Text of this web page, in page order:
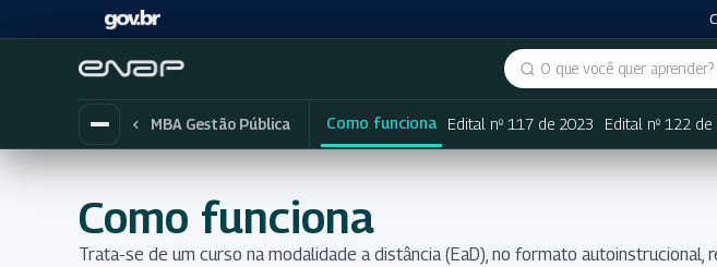
Buscar no portal
MBA Gestão Pública Como funciona Edital nº 117 de 2023 Edital nº 122 de
Como funciona
Trata-se de um curso na modalidade a distância (EaD), no formato